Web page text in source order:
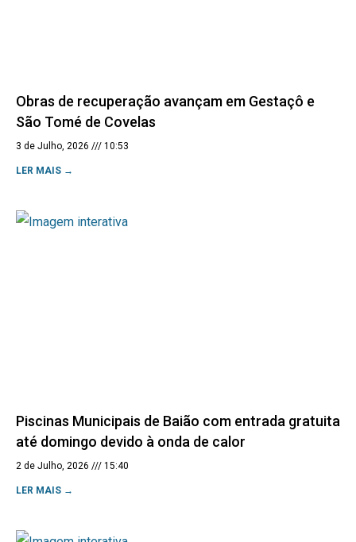
Obras de recuperação avançam em Gestaçô e
São Tomé de Covelas
3 de Julho, 2026 10:53
LER MAIS →
Piscinas Municipais de Baião com entrada gratuita
até domingo devido à onda de calor
2 de Julho, 2026 15:40
LER MAIS →